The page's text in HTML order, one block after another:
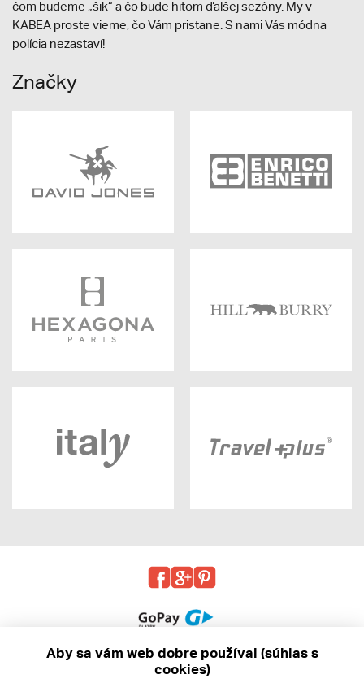
čom budeme „šik“ a čo bude hitom ďalšej sezóny. My v
KABEA proste vieme, čo Vám pristane. S nami Vás módna
polícia nezastaví!
Značky
Aby sa vám web dobre používal (súhlas s
cookies)